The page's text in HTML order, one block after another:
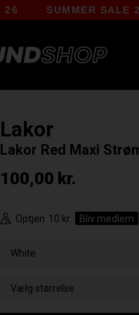
SUMMER SALE 26
Lakor
Lakor Red Maxi
100,00 kr.
Optjen 10 kr. Bliv medlem